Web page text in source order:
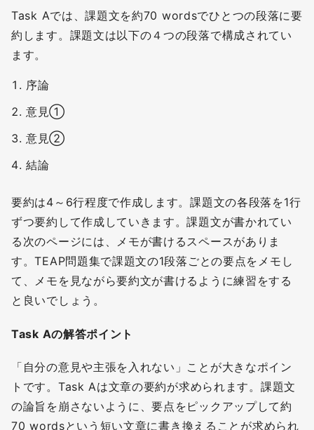
Task Aでは、課題文を約70 wordsでひとつの段落に要
約します。課題文は以下の４つの段落で構成されてい
ます。
序論
意見①
意見②
結論
要約は4～6行程度で作成します。課題文の各段落を1行
ずつ要約して作成していきます。課題文が書かれてい
る次のページには、メモが書けるスペースがありま
す。TEAP問題集で課題文の1段落ごとの要点をメモし
て、メモを見ながら要約文が書けるように練習をする
と良いでしょう。
Task Aの解答ポイント
「自分の意見や主張を入れない」ことが大きなポイン
トです。Task Aは文章の要約が求められます。課題文
の論旨を崩さないように、要点をピックアップして約
70 wordsという短い文章に書き換えることが求められ